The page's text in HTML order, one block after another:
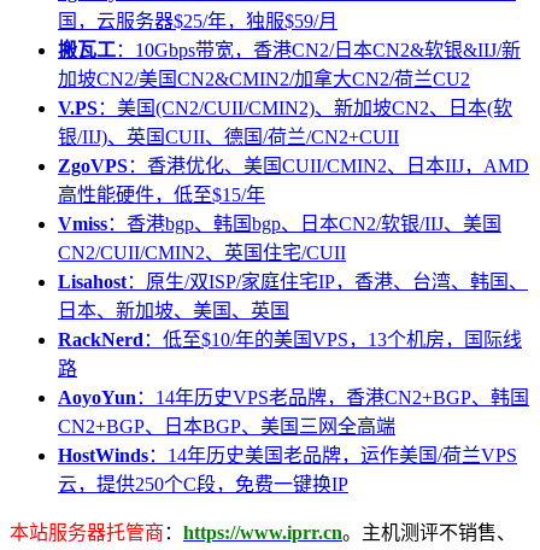
国，云服务器$25/年，独服$59/月
搬瓦工：10Gbps带宽，香港CN2/日本CN2&软银&IIJ/新
加坡CN2/美国CN2&CMIN2/加拿大CN2/荷兰CU2
V.PS：美国(CN2/CUII/CMIN2)、新加坡CN2、日本(软
银/IIJ)、英国CUII、德国/荷兰/CN2+CUII
ZgoVPS：香港优化、美国CUII/CMIN2、日本IIJ，AMD
高性能硬件，低至$15/年
Vmiss：香港bgp、韩国bgp、日本CN2/软银/IIJ、美国
CN2/CUII/CMIN2、英国住宅/CUII
Lisahost：原生/双ISP/家庭住宅IP，香港、台湾、韩国、
日本、新加坡、美国、英国
RackNerd ：低至$10/年的美国VPS，13个机房，国际线
路
AoyoYun ：14年历史VPS老品牌，香港CN2+BGP、韩国
CN2+BGP、日本BGP、美国三网全高端
HostWinds：14年历史美国老品牌，运作美国/荷兰VPS
云，提供250个C段，免费一键换IP
本站服务器托管商 ： https://www.iprr.cn。主机测评不销售、